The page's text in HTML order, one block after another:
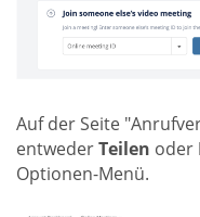
Auf der Seite
entwederTeilen oder
Optionen-Menü.